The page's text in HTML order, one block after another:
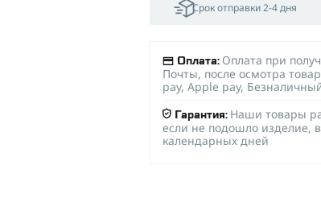
Срок отправки 2-4 дня
Оплата: Оплата при
Почты, после осмотра
pay, Apple pay,
Гарантия: Наши товары
если не подошло изделие,
календарных дней